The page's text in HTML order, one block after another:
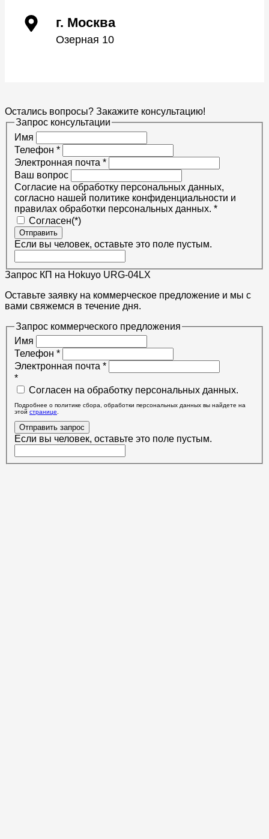
г. Москва
Озерная 10
Остались вопросы? Закажите консультацию!
Запрос консультации
Имя
Телефон *
Электронная почта *
Ваш вопрос
Согласие на обработку персональных данных,
согласно нашей политике конфиденциальности и
правилах обработки персональных данных. *
Согласен(*)
Отправить
Если вы человек, оставьте это поле пустым.
Запрос КП на Hokuyo URG-04LX
Оставьте заявку на коммерческое предложение и мы с
вами свяжемся в течение дня.
Запрос коммерческого предложения
Имя
Телефон *
Электронная почта *
*
Согласен на обработку персональных данных.
Подробнее о политике сбора, обработки персональных данных вы найдете на
этой странице.
Отправить запрос
Если вы человек, оставьте это поле пустым.